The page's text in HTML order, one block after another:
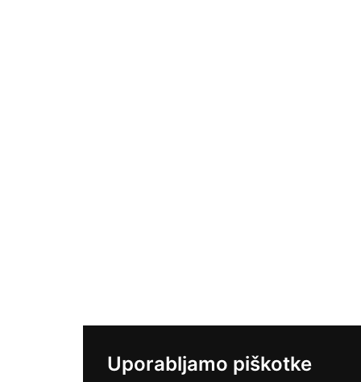
Uporabljamo piškotke